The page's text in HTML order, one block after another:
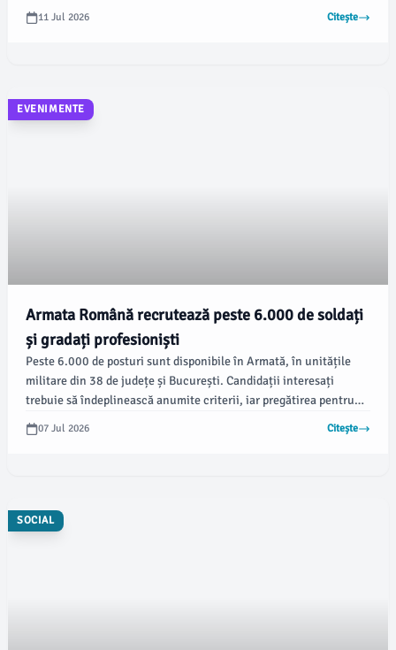
indiferent dacă destinația se află într-un stat din spațiul
Schengen sau nu, conform informațiilor transmise de Agerpres.
11 Jul 2026 Citește
EVENIMENTE
Armata Română recrutează peste 6.000 de soldați
și gradați profesioniști
Peste 6.000 de posturi sunt disponibile în Armată, în unitățile
militare din 38 de județe și București. Candidații interesați
trebuie să îndeplinească anumite criterii, iar pregătirea pentru
cei admiși va începe pe 7 septembrie 2026, conform newsbv.ro.
07 Jul 2026 Citește
SOCIAL